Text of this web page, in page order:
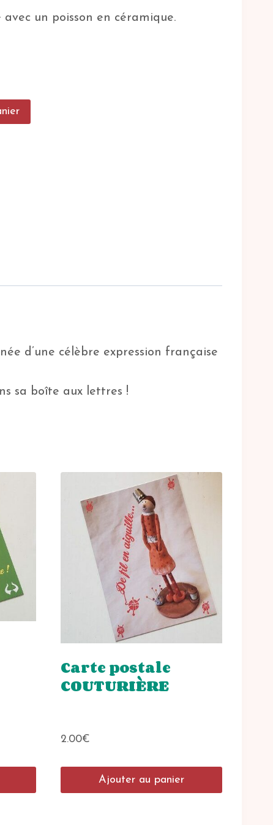
un poisson en céramique.
d’une célèbre expression française
sa boîte aux lettres !
Carte postale
COUTURIÈRE
2.00€
Ajouter au panier